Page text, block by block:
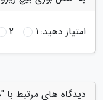
امتیاز دهید:1
2
دیدگاه های مرتبط